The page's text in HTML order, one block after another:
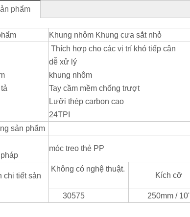
phẩm
Khung nhôm Khung cưa sắt nhỏ
Thích hợp cho các vị trí khó tiếp cận
dễ xử lý
khung nhôm
Tay cầm mềm chống trượt
Lưỡi thép carbon cao
24TPI
sản phẩm
móc treo thẻ PP
chi tiết sản
Không có nghệ thuật.
Kích cỡ
30575 250mm / 10'